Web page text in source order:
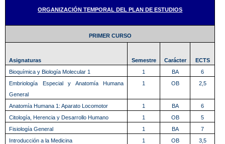
ORGANIZACIÓN TEMPORAL DEL PLAN DE ESTUDIOS
PRIMER CURSO
Asignaturas Semestre Carácter
ECTS
Bioquímica y Biología Molecular 1
1 BA
6
Embriología Especial y Anatomía Humana
General
1 OB 2,5
Anatomía Humana 1: Aparato Locomotor 1 BA
6
Citología, Herencia y Desarrollo Humano
1 OB
5
Fisiología General
1 BA
7
Introducción a la Medicina
1 OB
3,5